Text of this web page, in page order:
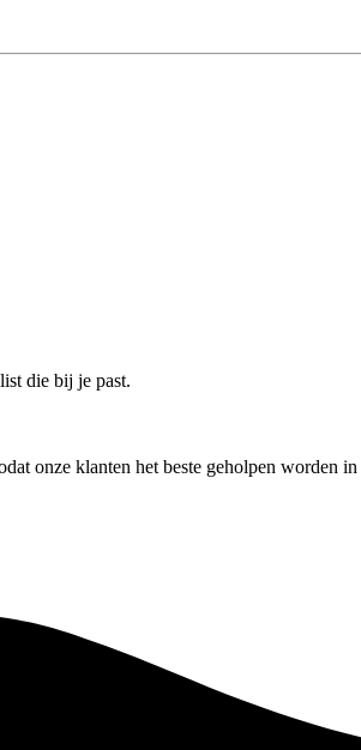
die bij je past.
onze klanten het beste geholpen worden